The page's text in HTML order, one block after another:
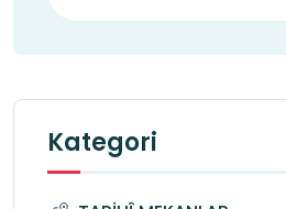
Kategori